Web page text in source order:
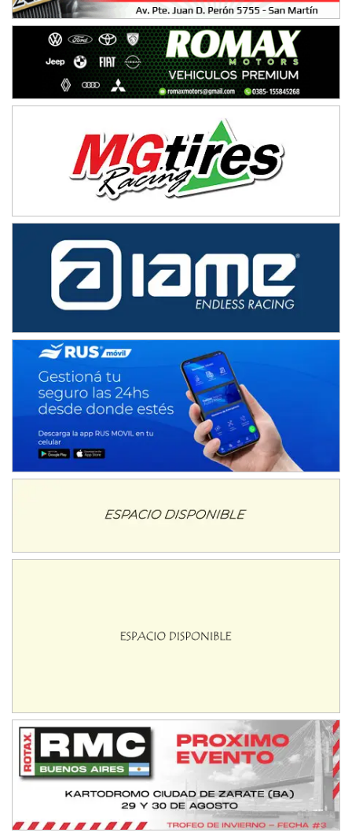
IAME SERIES ARGENTINA 6
Ramiro Tot (Asfalto)
Baradero (Buenos Aires)
KDO - F6
Ciudad de Trenque Lauquen (Asfalto)
Trenque Lauquen (Buenos Aires)
ENTRERRIANO - F6 (POSTERGADA)
Parque de la Velocidad (Asfalto)
Villaguay (Entre Ríos)
VICTORIENSE - F7
El Cerro (Tierra)
PATAGONICO - F6
Moto Club Reginense (Tierra)
Gral. E. Godoy (Río Negro)
Juventud Unida (Tierra)
Humboldt (Santa Fe)
NORESTE SANTAFESINO - F6
Ciudad de Avellaneda (Asfalto)
Avellaneda (Santa Fe)
SUR SANTAFESINO - F4
José Samuel Sánchez (Tierra)
Juan Navarro (Asfalto)